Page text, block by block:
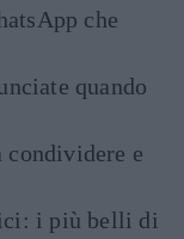
che
quando
e
i più belli di